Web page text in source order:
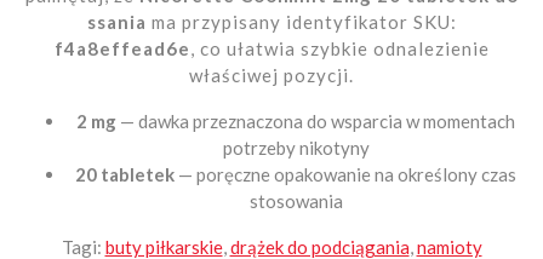
ssania ma przypisany identyfikator SKU:
f4a8effead6e, co ułatwia szybkie odnalezienie
właściwej pozycji.
2 mg — dawka przeznaczona do wsparcia w momentach
potrzeby nikotyny
20 tabletek — poręczne opakowanie na określony czas
stosowania
Tagi: buty piłkarskie,drążek do podciągania,namioty